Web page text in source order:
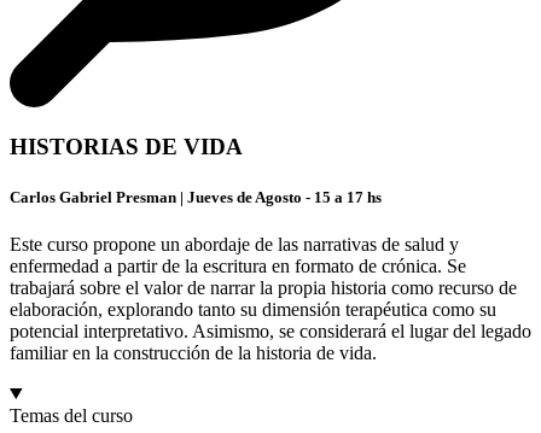
HISTORIAS DE VIDA
Carlos Gabriel Presman | Jueves de Agosto - 15 a 17 hs
Este curso propone un abordaje de las narrativas de salud y
enfermedad a partir de la escritura en formato de crónica. Se
trabajará sobre el valor de narrar la propia historia como recurso de
elaboración, explorando tanto su dimensión terapéutica como su
potencial interpretativo. Asimismo, se considerará el lugar del legado
familiar en la construcción de la historia de vida.
Temas del curso